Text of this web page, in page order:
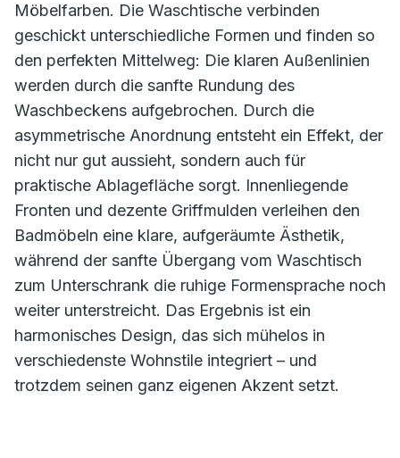
Möbelfarben. Die Waschtische verbinden
geschickt unterschiedliche Formen und finden so
den perfekten Mittelweg: Die klaren Außenlinien
werden durch die sanfte Rundung des
Waschbeckens aufgebrochen. Durch die
asymmetrische Anordnung entsteht ein Effekt, der
nicht nur gut aussieht, sondern auch für
praktische Ablagefläche sorgt. Innenliegende
Fronten und dezente Griffmulden verleihen den
Badmöbeln eine klare, aufgeräumte Ästhetik,
während der sanfte Übergang vom Waschtisch
zum Unterschrank die ruhige Formensprache noch
weiter unterstreicht. Das Ergebnis ist ein
harmonisches Design, das sich mühelos in
verschiedenste Wohnstile integriert – und
trotzdem seinen ganz eigenen Akzent setzt.